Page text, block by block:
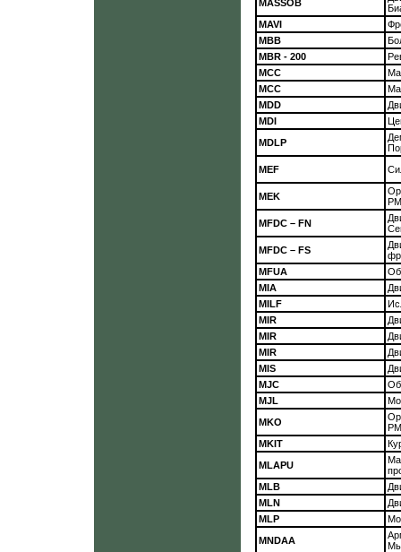
MASSOB
MAVI
МВВ
MBR - 200
МСС
МСС
MDD
MDI
MDLP
MEF
MEK
MFDC – FN
MFDC – FS
MFUA
MIA
MILF
MIR
MIR
MIR
MIS
MJC
MJL
MKO
MKIT
MLAPU
MLB
MLN
MLP
MNDAA